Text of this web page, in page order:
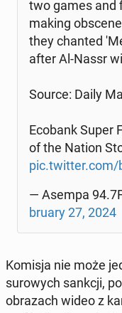
two games and
making
they chanted
after Al-Nassr
Source: Daily
Ecobank Super
of the Nation
pic.twitter.com/
— Asempa
bru­ary 27, 2024
Komisja nie może
su­ro­wych sankcji,
ob­ra­zach wideo z